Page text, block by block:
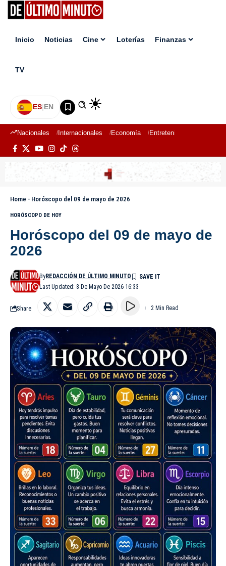
Inicio Noticias Cine Loterías Finanzas
TV
ES|EN
Nacionales Internacionales Economía Entretenimiento
Home - Horóscopo del 09 de mayo de 2026
HORÓSCOPO DE HOY
Horóscopo del 09 de mayo de
2026
Last Updated: 8 De Mayo De 2026 16:33
ByREDACCIÓN DE ÚLTIMO MINUTO
Share 2 Min Read